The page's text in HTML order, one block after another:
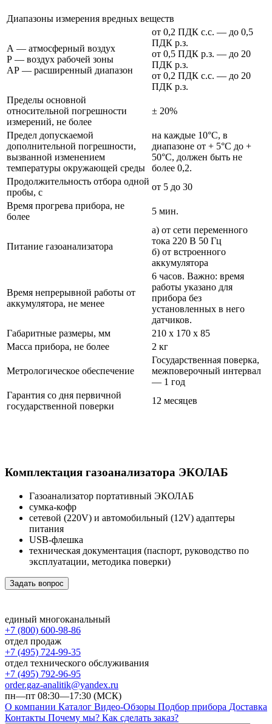
Диапазоны измерения вредных веществ
А — атмосферный воздух
Р — воздух рабочей зоны
АР — расширенный диапазон
от 0,2 ПДК с.с. — до 0,5
ПДК р.з.
от 0,5 ПДК р.з. — до 20
ПДК р.з.
от 0,2 ПДК с.c. — до 20
ПДК р.з.
Пределы основной
относительной погрешности
измерений, не более
± 20%
Предел допускаемой
дополнительной погрешности,
вызванной изменением
температуры окружающей среды
на каждые 10°С, в
диапазоне от + 5°С до +
50°С, должен быть не
более 0,2.
Продолжительность отбора одной
пробы, с
от 5 до 30
Время прогрева прибора, не
более
5 мин.
Питание газоанализатора
а) от сети переменного
тока 220 В 50 Гц
б) от встроенного
аккумулятора
Время непрерывной работы от
аккумулятора, не менее
6 часов. Важно: время
работы указано для
прибора без
установленных в него
датчиков.
Габаритные размеры, мм
210 х 170 х 85
Масса прибора, не более
2 кг
Метрологическое обеспечение
Государственная поверка,
межповерочный интервал
— 1 год
Гарантия со дня первичной
государственной поверки
12 месяцев
Комплектация газоанализатора ЭКОЛАБ
Газоанализатор портативный ЭКОЛАБ
сумка-кофр
сетевой (220V) и автомобильный (12V) адаптеры
питания
USB-флешка
техническая документация (паспорт, руководство по
эксплуатации, методика поверки)
Задать вопрос
единый многоканальный
+7 (800) 600-98-86
отдел продаж
+7 (495) 724-99-35
отдел технического обслуживания
+7 (495) 792-96-95
order.gaz-analitik@yandex.ru
пн—пт 08:30—17:30 (МСК)
О компании Каталог Видео-Обзоры Подбор прибора Доставка
Контакты Почему мы? Как сделать заказ?